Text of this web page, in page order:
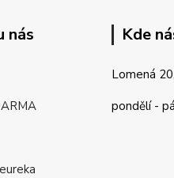
nás Kde
Lomená
pondělí -